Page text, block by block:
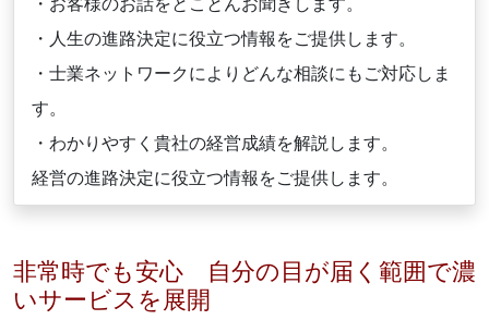
・お客様のお話をとことんお聞きします。
・人生の進路決定に役立つ情報をご提供します。
・士業ネットワークによりどんな相談にもご対応しま
す。
・わかりやすく貴社の経営成績を解説します。
経営の進路決定に役立つ情報をご提供します。
非常時でも安心 自分の目が届く範囲で濃
いサービスを展開